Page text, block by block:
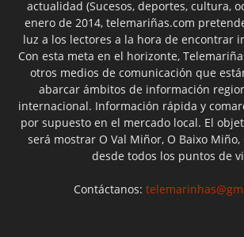
actualidad (Sucesos, deportes, cultura,
enero de 2014, telemariñas.com
luz a los lectores a la hora de encontrar
Con esta meta en el horizonte,
otros medios de comunicación que
abarcar ámbitos de información
internacional. Información rápida y
por supuesto en el mercado local. El
será mostrar O Val Miñor, O Baixo Miño,
desde todos los puntos de
Contáctanos: